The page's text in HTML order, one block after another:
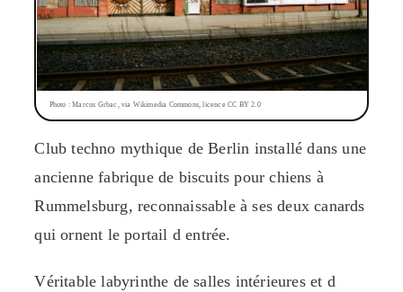
Photo : Marcus Grbac, via Wikimedia Commons, licence CC BY 2.0
Club techno mythique de Berlin installé dans une
ancienne fabrique de biscuits pour chiens à
Rummelsburg, reconnaissable à ses deux canards
qui ornent le portail d entrée.
Véritable labyrinthe de salles intérieures et d